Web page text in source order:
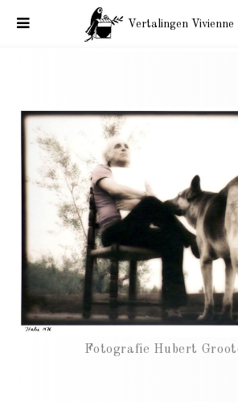
Vertalingen Vivienne
Fotografie Hubert